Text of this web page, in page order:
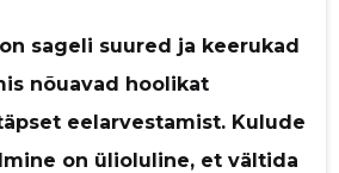
sageli suured ja keerukad
nõuavad hoolikat
eelarvestamist. Kulude
on ülioluline, et vältida